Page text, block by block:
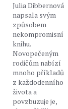
Julia Dibbernová
napsala svým
způsobem
nekompromisní
knihu.
Novopečeným
rodičům nabízí
mnoho příkladů
z každodenního
života a
povzbuzuje je,